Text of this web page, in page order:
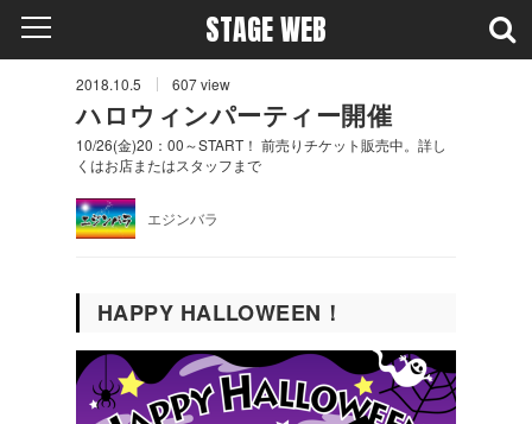
STAGE WEB
2018.10.5 607view
ハロウィンパーティー開催
10/26(金)20：00～START！ 前売りチケット販売中。詳し
くはお店またはスタッフまで
エジンバラ
HAPPY HALLOWEEN！